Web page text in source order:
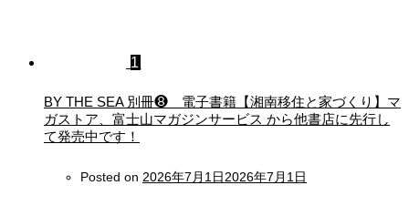
1
BY THE SEA 別冊❽ 電子書籍【湘南移住と家づくり】マ
ガストア、富士山マガジンサービス から他書店に先行し
て発売中です！
Posted on 2026年7月1日2026年7月1日